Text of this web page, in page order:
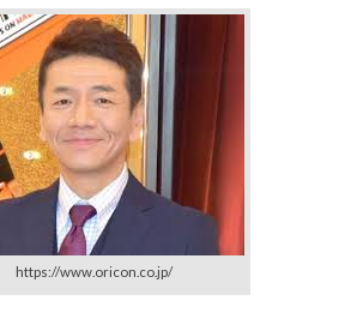
https://www.oricon.co.jp/